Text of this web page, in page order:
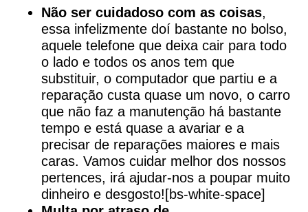
Não ser cuidadoso com as coisas,
essa infelizmente doí bastante no bolso,
aquele telefone que deixa cair para todo
o lado e todos os anos tem que
substituir, o computador que partiu e a
reparação custa quase um novo, o carro
que não faz a manutenção há bastante
tempo e está quase a avariar e a
precisar de reparações maiores e mais
caras. Vamos cuidar melhor dos nossos
pertences, irá ajudar-nos a poupar muito
dinheiro e desgosto![bs-white-space]